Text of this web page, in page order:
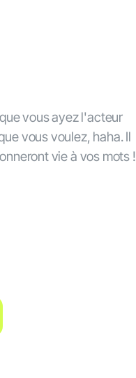
vous ayez l'acteur
vous voulez, haha. Il
vie à vos mots !